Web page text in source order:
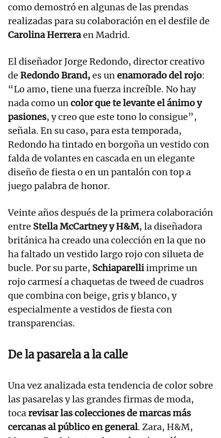
como demostró en algunas de las prendas
realizadas para su colaboración en el desfile de
Carolina Herreraen Madrid.
El diseñador Jorge Redondo, director creativo
de Redondo Brand,es unenamorado del rojo:
“Lo amo, tiene una fuerza increíble. No hay
nada como uncolor que te levante el ánimo y
pasiones, y creo que este tono lo consigue”,
señala. En su caso, para esta temporada,
Redondo ha tintado en borgoña un vestido con
falda de volantes en cascada en un elegante
diseño de fiesta o en un pantalón con top a
juego palabra de honor.
Veinte años después de la primera colaboración
entre Stella McCartney y H&M, la diseñadora
británica ha creado una colección en la que no
ha faltado un vestido largo rojo con silueta de
bucle. Por su parte, Schiaparelliimprime un
rojo carmesí a chaquetas de tweed de cuadros
que combina con beige, gris y blanco, y
especialmente a vestidos de fiesta con
transparencias.
De la pasarela a la calle
Una vez analizada esta tendencia de color sobre
las pasarelas y las grandes firmas de moda,
tocarevisar las colecciones de marcas más
cercanas al público en general. Zara, H&M,